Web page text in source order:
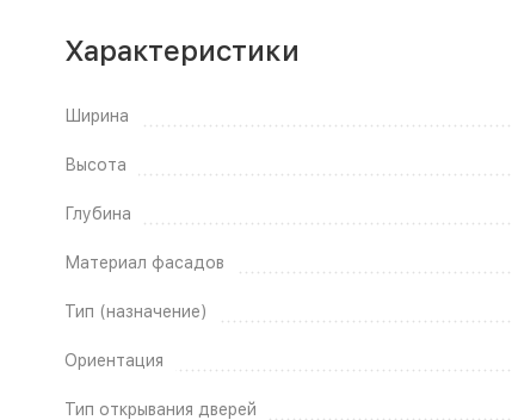
Характеристики
Ширина
Высота
Глубина
Материал фасадов
Тип (назначение)
Ориентация
Тип открывания дверей